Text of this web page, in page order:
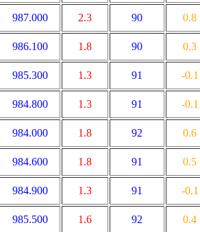
987.000 2.3 90
0.8
986.100 1.8 90
0.3
985.300 1.3 91
-0.1
984.800 1.3 91
-0.1
984.000 1.8 92
0.6
984.600 1.8 91
0.5
984.900 1.3 91
-0.1
985.500 1.6 92
0.4